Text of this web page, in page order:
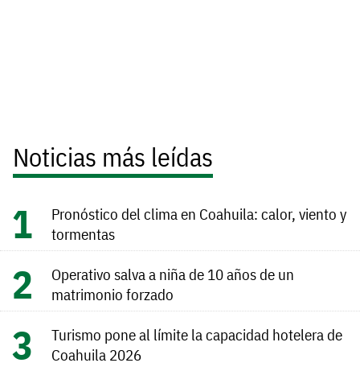
Noticias más leídas
Pronóstico del clima en Coahuila: calor, viento y
tormentas
Operativo salva a niña de 10 años de un
matrimonio forzado
Turismo pone al límite la capacidad hotelera de
Coahuila 2026